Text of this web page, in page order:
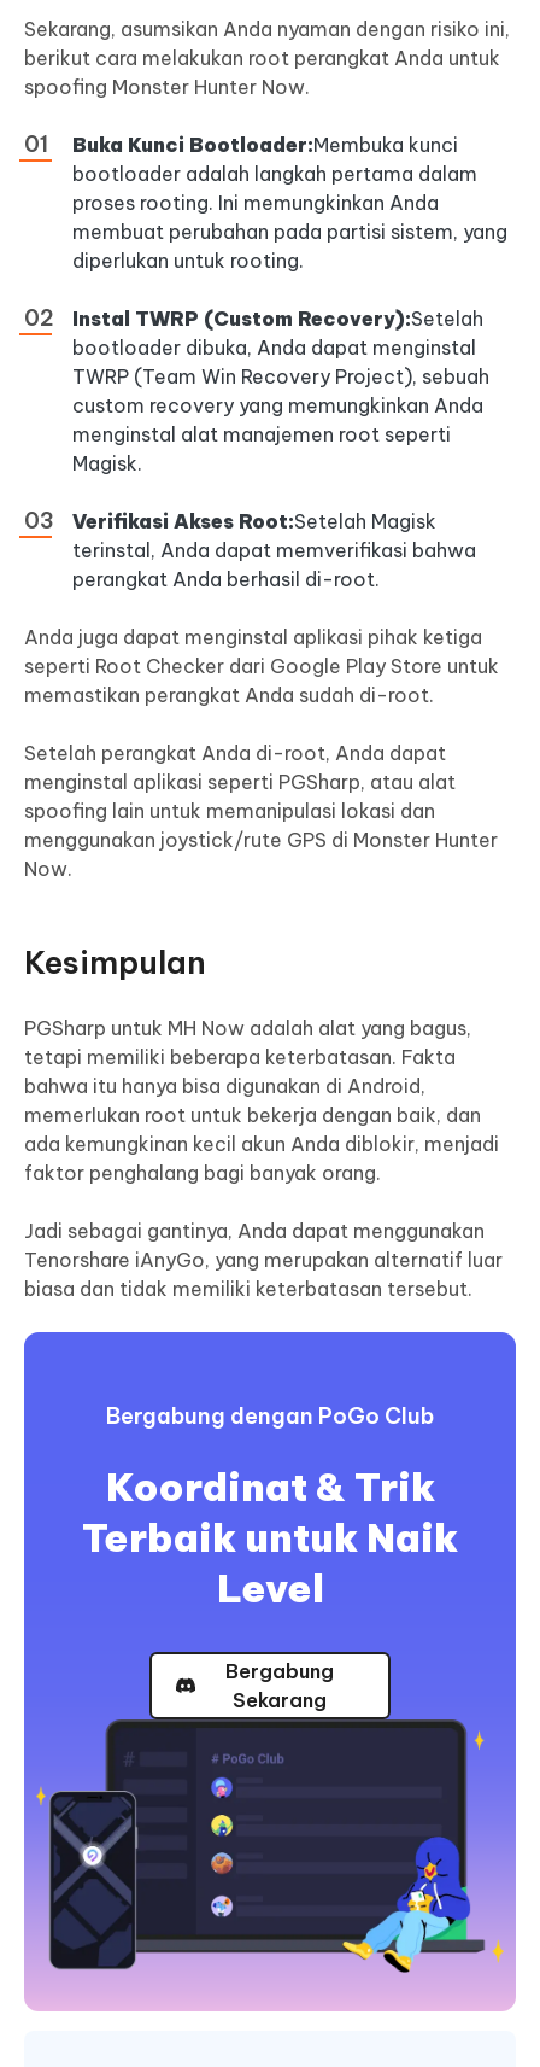
Sekarang, asumsikan Anda nyaman dengan risiko ini,
berikut cara melakukan root perangkat Anda untuk
spoofing Monster Hunter Now.
Buka Kunci Bootloader:Membuka kunci
bootloader adalah langkah pertama dalam
proses rooting. Ini memungkinkan Anda
membuat perubahan pada partisi sistem, yang
diperlukan untuk rooting.
Instal TWRP (Custom Recovery):Setelah
bootloader dibuka, Anda dapat menginstal
TWRP (Team Win Recovery Project), sebuah
custom recovery yang memungkinkan Anda
menginstal alat manajemen root seperti
Magisk.
Verifikasi Akses Root:Setelah Magisk
terinstal, Anda dapat memverifikasi bahwa
perangkat Anda berhasil di-root.
Anda juga dapat menginstal aplikasi pihak ketiga
seperti Root Checker dari Google Play Store untuk
memastikan perangkat Anda sudah di-root.
Setelah perangkat Anda di-root, Anda dapat
menginstal aplikasi seperti PGSharp, atau alat
spoofing lain untuk memanipulasi lokasi dan
menggunakan joystick/rute GPS di Monster Hunter
Now.
Kesimpulan
PGSharp untuk MH Now adalah alat yang bagus,
tetapi memiliki beberapa keterbatasan. Fakta
bahwa itu hanya bisa digunakan di Android,
memerlukan root untuk bekerja dengan baik, dan
ada kemungkinan kecil akun Anda diblokir, menjadi
faktor penghalang bagi banyak orang.
Jadi sebagai gantinya, Anda dapat menggunakan
Tenorshare iAnyGo, yang merupakan alternatif luar
biasa dan tidak memiliki keterbatasan tersebut.
Bergabung dengan PoGo Club
Koordinat & Trik
Terbaik untuk Naik
Level
Bergabung
Sekarang